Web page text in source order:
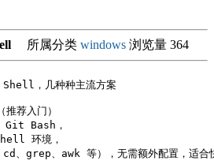
所属分类 windows 浏览量 364
，几种种主流方案
荐入门）
Bash，
环境，
、grep、awk 等），无需额外配置，适合